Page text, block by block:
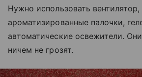
Нужно использовать вентилятор,
ароматизированные палочки,
автоматические освежители.
ничем не грозят.